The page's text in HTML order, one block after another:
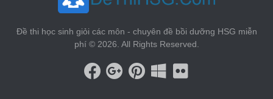
Đề thi học sinh giỏi các môn - chuyên đề bồi dưỡng HSG miễn
phí © 2026. All Rights Reserved.